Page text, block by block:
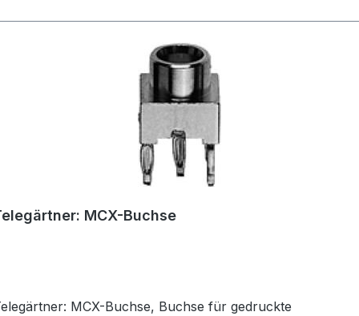
MCX-Buchse
MCX-Buchse, Buchse für gedruckte